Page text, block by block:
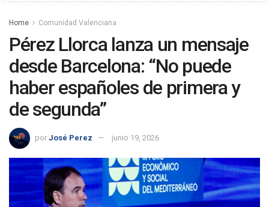
Home Comunidad Valenciana
Pérez Llorca lanza un mensaje
desde Barcelona: “No puede
haber españoles de primera y
de segunda”
por José Perez junio 19, 2026